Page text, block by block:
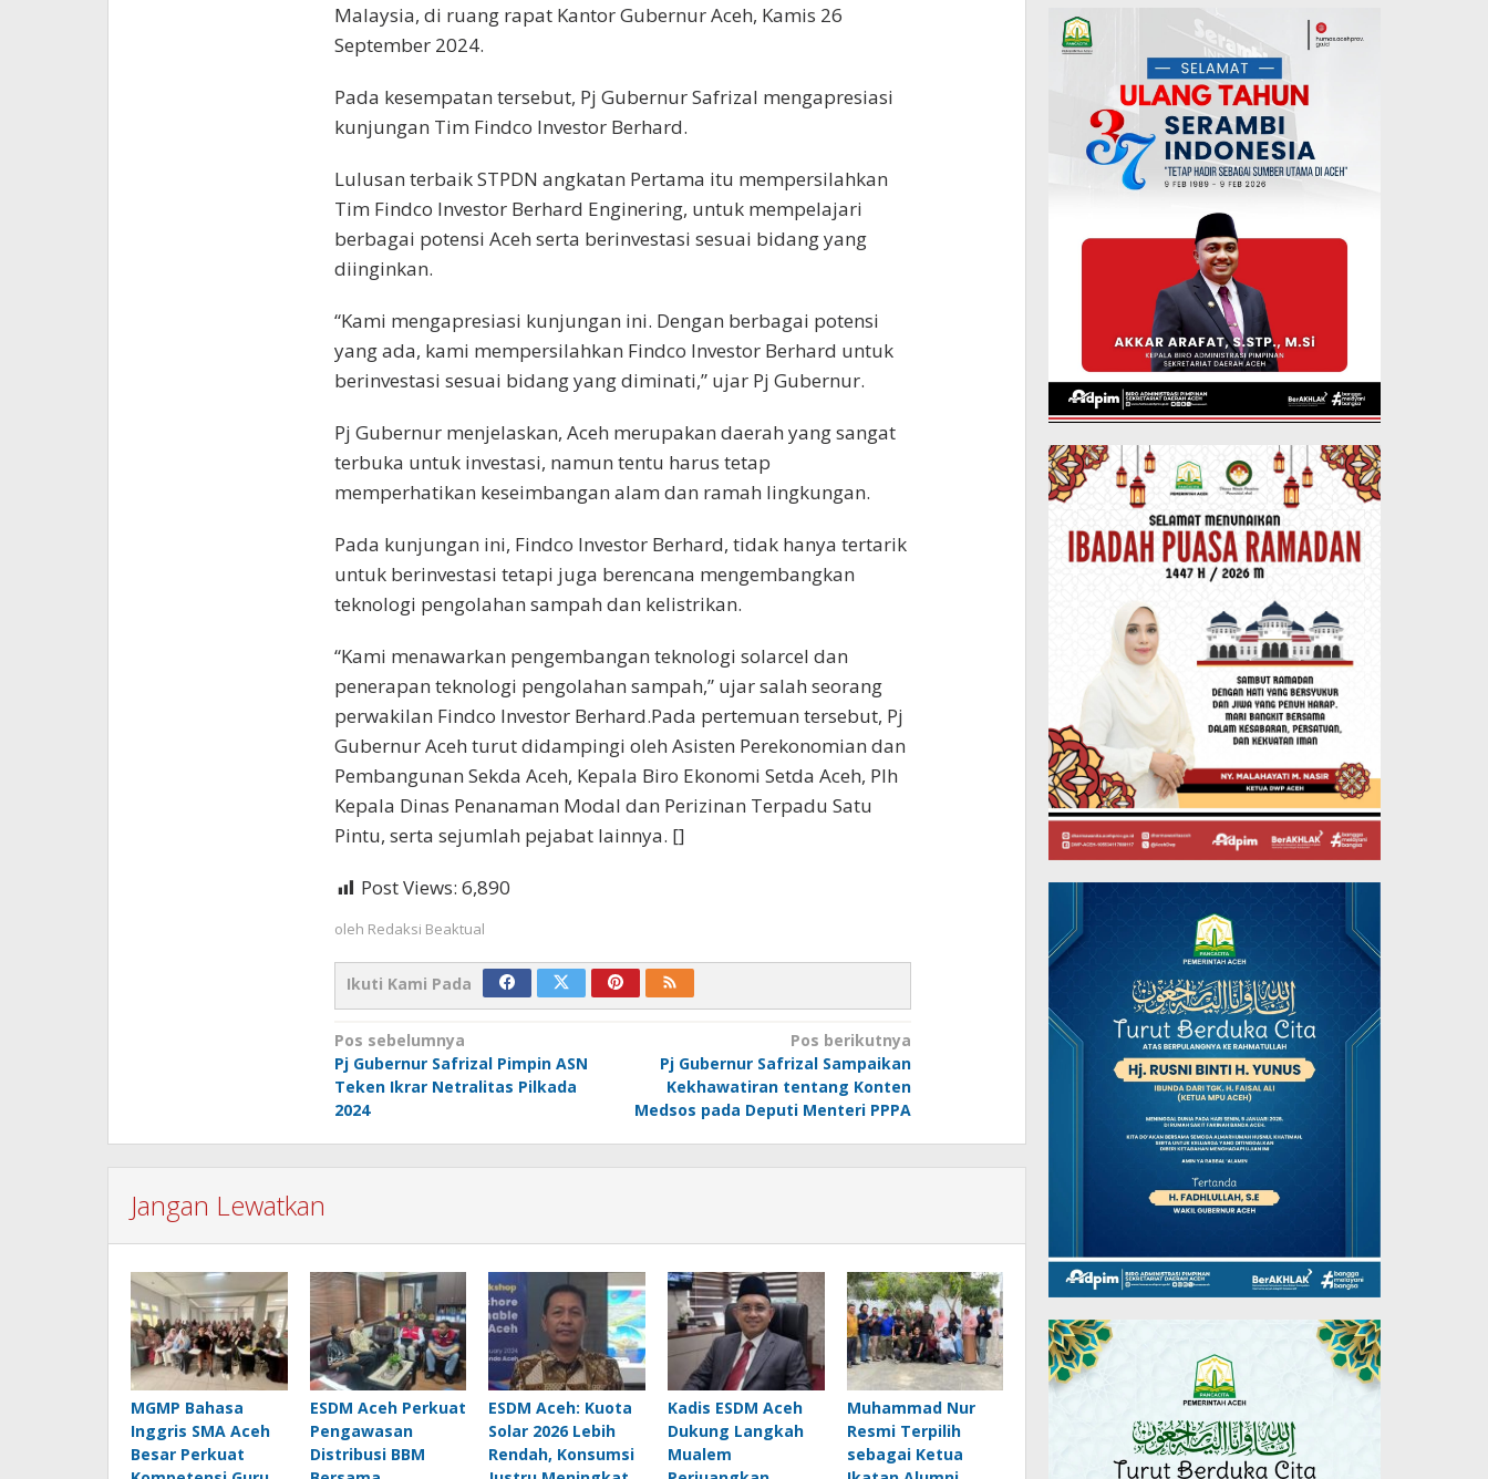
Malaysia, di ruang rapat Kantor Gubernur Aceh, Kamis 26
September 2024.
Pada kesempatan tersebut, Pj Gubernur Safrizal mengapresiasi
kunjungan Tim Findco Investor Berhard.
Lulusan terbaik STPDN angkatan Pertama itu mempersilahkan
Tim Findco Investor Berhard Enginering, untuk mempelajari
berbagai potensi Aceh serta berinvestasi sesuai bidang yang
diinginkan.
“Kami mengapresiasi kunjungan ini. Dengan berbagai potensi
yang ada, kami mempersilahkan Findco Investor Berhard untuk
berinvestasi sesuai bidang yang diminati,” ujar Pj Gubernur.
Pj Gubernur menjelaskan, Aceh merupakan daerah yang sangat
terbuka untuk investasi, namun tentu harus tetap
memperhatikan keseimbangan alam dan ramah lingkungan.
Pada kunjungan ini, Findco Investor Berhard, tidak hanya tertarik
untuk berinvestasi tetapi juga berencana mengembangkan
teknologi pengolahan sampah dan kelistrikan.
“Kami menawarkan pengembangan teknologi solarcel dan
penerapan teknologi pengolahan sampah,” ujar salah seorang
perwakilan Findco Investor Berhard.Pada pertemuan tersebut, Pj
Gubernur Aceh turut didampingi oleh Asisten Perekonomian dan
Pembangunan Sekda Aceh, Kepala Biro Ekonomi Setda Aceh, Plh
Kepala Dinas Penanaman Modal dan Perizinan Terpadu Satu
Pintu, serta sejumlah pejabat lainnya. []
Post Views: 6,890
oleh Redaksi Beaktual
Ikuti Kami Pada
Navigasi
pos
Pos sebelumnya
Pj Gubernur Safrizal Pimpin ASN
Teken Ikrar Netralitas Pilkada
2024
Pos berikutnya
Pj Gubernur Safrizal Sampaikan
Kekhawatiran tentang Konten
Medsos pada Deputi Menteri PPPA
Jangan Lewatkan
MGMP Bahasa
Inggris SMA Aceh
Besar Perkuat
ESDM Aceh Perkuat
Pengawasan
Distribusi BBM
ESDM Aceh: Kuota
Solar 2026 Lebih
Rendah, Konsumsi
Kadis ESDM Aceh
Dukung Langkah
Mualem
Muhammad Nur
Resmi Terpilih
sebagai Ketua